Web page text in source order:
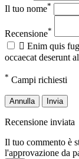
Il tuo nome*
Recensione*
 Enim quis
occaecat deserunt
* Campi richiesti
Annulla Invia
Recensione inviata
Il tuo commento è
l'approvazione da